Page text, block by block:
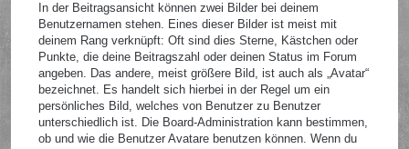
In der Beitragsansicht können zwei Bilder bei deinem
Benutzernamen stehen. Eines dieser Bilder ist meist mit
deinem Rang verknüpft: Oft sind dies Sterne, Kästchen oder
Punkte, die deine Beitragszahl oder deinen Status im Forum
angeben. Das andere, meist größere Bild, ist auch als „Avatar“
bezeichnet. Es handelt sich hierbei in der Regel um ein
persönliches Bild, welches von Benutzer zu Benutzer
unterschiedlich ist. Die Board-Administration kann bestimmen,
ob und wie die Benutzer Avatare benutzen können. Wenn du